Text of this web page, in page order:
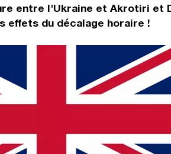
entre l'Ukraine et Akrotiri et
effets du décalage horaire !